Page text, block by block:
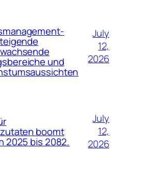
und
July
12,
2026
boomt
2025 bis 2082.
July
12,
2026